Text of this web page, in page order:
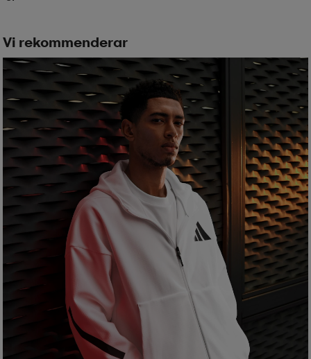
Vi rekommenderar